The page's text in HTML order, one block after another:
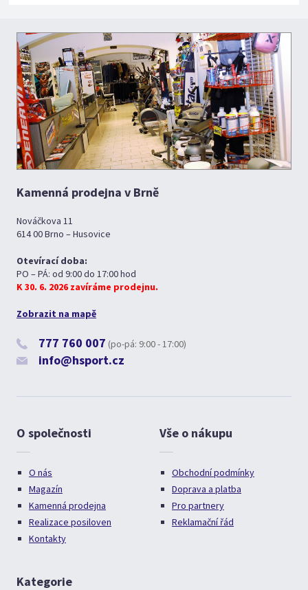
Kamenná prodejna v Brně
Nováčkova 11
614 00 Brno – Husovice
Otevírací doba:
PO – PÁ: od 9:00 do 17:00 hod
K 30. 6. 2026 zavíráme prodejnu.
Zobrazit na mapě
777 760 007 (po-pá: 9:00 - 17:00)
info@hsport.cz
O společnosti
O nás
Magazín
Kamenná prodejna
Realizace posiloven
Kontakty
Vše o nákupu
Obchodní podmínky
Doprava a platba
Pro partnery
Reklamační řád
Kategorie